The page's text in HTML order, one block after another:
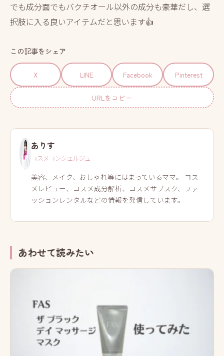
でも成分面でもバクチオール以外の成分も豪華だし、選
択肢に入る良いアイテムだと思います👍
この記事をシェア
X LINE Facebook Pinterest
URLをコピー
ありす
コスメコンシェルジュ
美容、メイク、おしゃれ等にはまっているママ。 コス
メレビュー、コスメ成分解析、コスメサブスク、ファ
ッションレンタルなどの情報を発信しています。
あわせて読みたい